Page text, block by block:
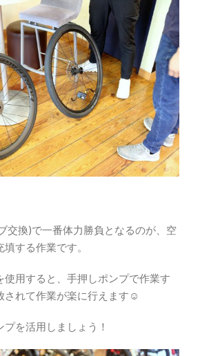
交換)で一番体力勝負となるのが、空
する作業です。
使用すると、手押しポンプで作業す
されて作業が楽に行えます☺
を活用しましょう！